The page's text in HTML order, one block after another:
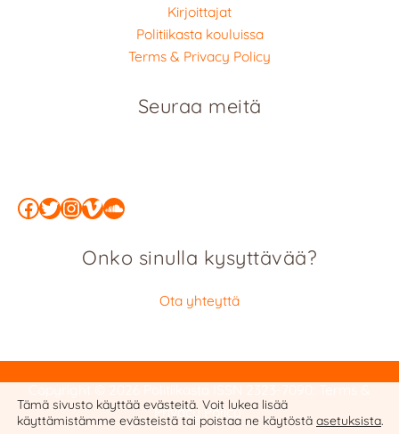
Kirjoittajat
Politiikasta kouluissa
Terms & Privacy Policy
Seuraa meitä
Facebook
Twitter
Instagram
Vimeo
SoundCloud
Onko sinulla kysyttävää?
Ota yhteyttä
Privacy Policy
Tämä sivusto käyttää evästeitä. Voit lukea lisää
käyttämistämme evästeistä tai poistaa ne käytöstä asetuksista.